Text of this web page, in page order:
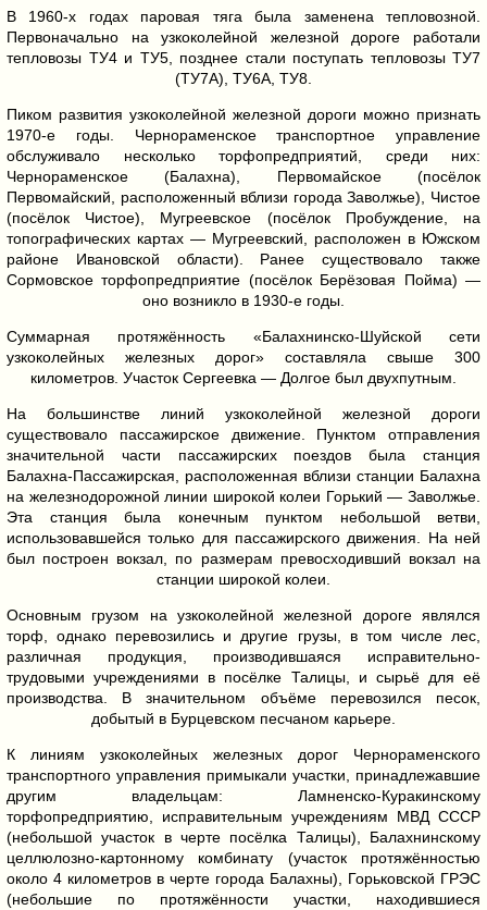
В 1960-х годах паровая тяга была заменена тепловозной.
Первоначально на узкоколейной железной дороге работали
тепловозы ТУ4 и ТУ5, позднее стали поступать тепловозы ТУ7
(ТУ7А), ТУ6А, ТУ8.
Пиком развития узкоколейной железной дороги можно признать
1970-е годы. Чернораменское транспортное управление
обслуживало несколько торфопредприятий, среди них:
Чернораменское (Балахна), Первомайское (посёлок
Первомайский, расположенный вблизи города Заволжье), Чистое
(посёлок Чистое), Мугреевское (посёлок Пробуждение, на
топографических картах — Мугреевский, расположен в Южском
районе Ивановской области). Ранее существовало также
Сормовское торфопредприятие (посёлок Берёзовая Пойма) —
оно возникло в 1930-е годы.
Суммарная протяжённость «Балахнинско-Шуйской сети
узкоколейных железных дорог» составляла свыше 300
километров. Участок Сергеевка — Долгое был двухпутным.
На большинстве линий узкоколейной железной дороги
существовало пассажирское движение. Пунктом отправления
значительной части пассажирских поездов была станция
Балахна-Пассажирская, расположенная вблизи станции Балахна
на железнодорожной линии широкой колеи Горький — Заволжье.
Эта станция была конечным пунктом небольшой ветви,
использовавшейся только для пассажирского движения. На ней
был построен вокзал, по размерам превосходивший вокзал на
станции широкой колеи.
Основным грузом на узкоколейной железной дороге являлся
торф, однако перевозились и другие грузы, в том числе лес,
различная продукция, производившаяся исправительно-
трудовыми учреждениями в посёлке Талицы, и сырьё для её
производства. В значительном объёме перевозился песок,
добытый в Бурцевском песчаном карьере.
К линиям узкоколейных железных дорог Чернораменского
транспортного управления примыкали участки, принадлежавшие
другим владельцам: Ламненско-Куракинскому
торфопредприятию, исправительным учреждениям МВД СССР
(небольшой участок в черте посёлка Талицы), Балахнинскому
целлюлозно-картонному комбинату (участок протяжённостью
около 4 километров в черте города Балахны), Горьковской ГРЭС
(небольшие по протяжённости участки, находившиеся